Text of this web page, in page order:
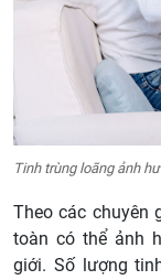
Tinh trùng loãng ảnh
Theo các chuyên
toàn có thể ảnh
giới. Số lượng